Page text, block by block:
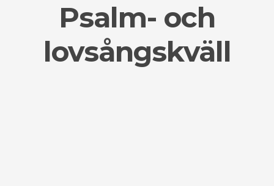
Psalm- och
lovsångskväll